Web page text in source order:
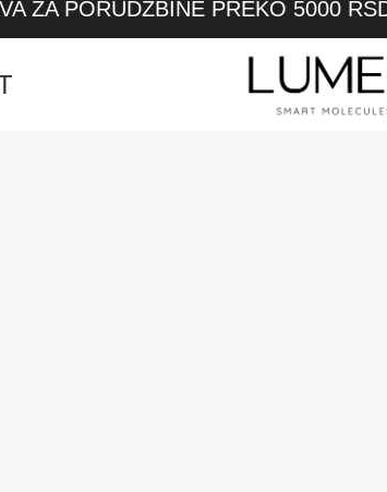
ZA PORUDZBINE PREKO 5000